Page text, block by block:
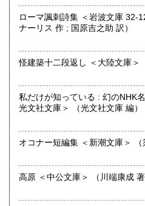
「日本の古本屋」で販売してい
油や」で一部展示販売も春～秋
道造、加藤周一などのゆかりの
沿線名：しなの鉄道
営業時間：12:00〜17:00
定休日：火・水曜日(夏季:毎日
◇近隣であれば書籍の買取をし
の持ち込み、あるいは量が多い
買取が出来る本とそうでない本
ローマ諷刺詩集 ＜岩波文庫 32-125-1＞ （ペルシウ
ナーリス 作 ; 国原吉之助 訳）
私だけが知っている : 幻のNHK
光文社文庫＞ （光文社文庫 編）
オ
高原 ＜中公文庫＞ （川端康成